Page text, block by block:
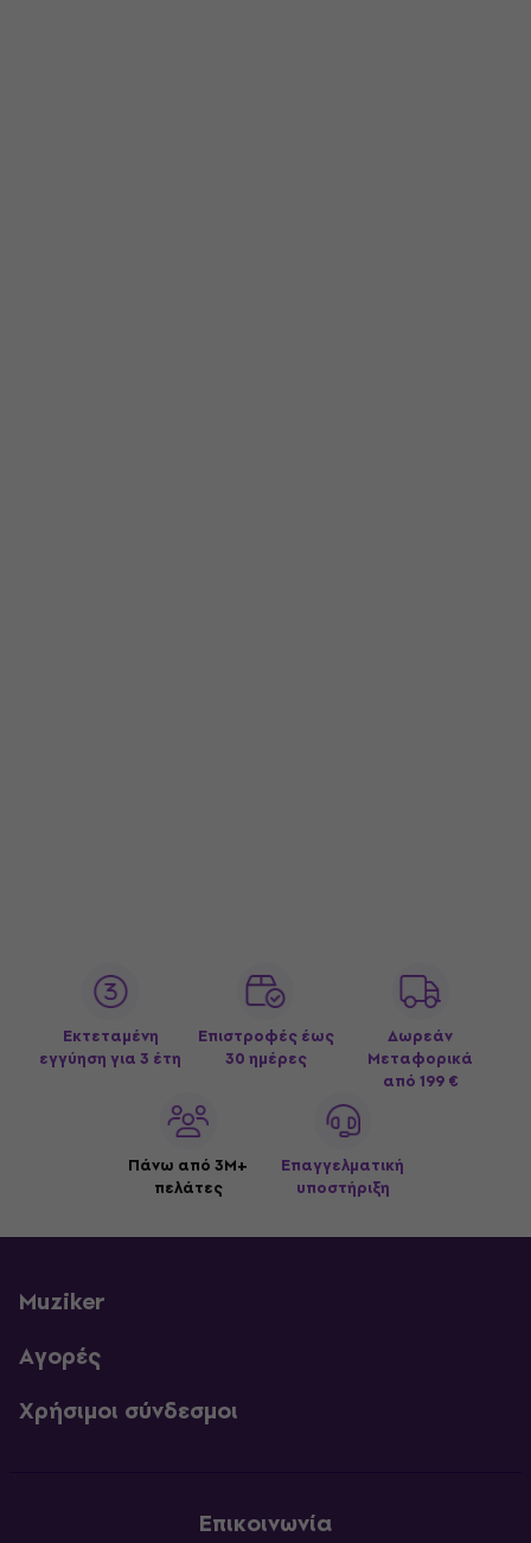
Εκτεταμένη
εγγύηση για 3 έτη
Επιστροφές έως
30 ημέρες
Δωρεάν
Μεταφορικά
από 199 €
Πάνω από 3M+
πελάτες
Επαγγελματική
υποστήριξη
Muziker
Αγορές
Χρήσιμοι σύνδεσμοι
Επικοινωνία